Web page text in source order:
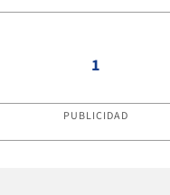
1
PUBLICIDAD